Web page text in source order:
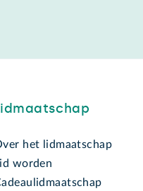
het lidmaatschap
worden